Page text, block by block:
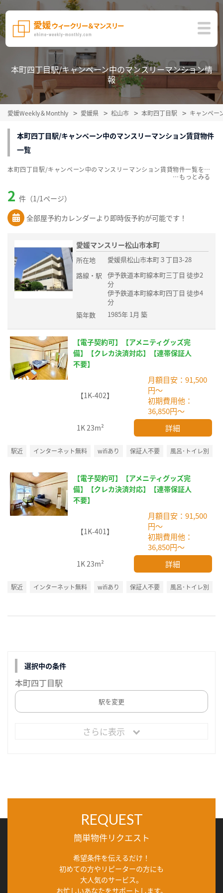
本町四丁目駅/キャンペーン中のマンスリーマンション情
報
愛媛Weekly＆Monthly 愛媛県 松山市 本町四丁目駅 キャンペー
本町四丁目駅/キャンペーン中のマンスリーマンション賃貸物件
一覧
2 件（1/1ページ）
全部屋予約カレンダーより即時仮予約が可能です！
愛媛マンスリー松山市本町
所在地
愛媛県松山市本町３丁目3-28
路線・駅
伊予鉄道本町線本町三丁目 徒歩2
分
伊予鉄道本町線本町四丁目 徒歩4
分
築年数
1985年 1月 築
【電子契約可】【アメニティグッズ完
備】【クレカ決済対応】【連帯保証人
不要】
【1K-402】
月額目安：91,500
円～
初期費用他：
36,850円～
1K23m² 詳細
駅近 インターネット無料 wifiあり 保証人不要 風呂･トイレ別
【電子契約可】【アメニティグッズ完
備】【クレカ決済対応】【連帯保証人
不要】
【1K-401】
月額目安：91,500
円～
初期費用他：
36,850円～
1K23m² 詳細
駅近 インターネット無料 wifiあり 保証人不要 風呂･トイレ別
本町四丁目駅/キャンペーン中のマンスリーマンション賃貸物件一覧を掲載中。敷金・礼金無料、家具・家電付をご紹介。こだわり条件での絞込みも簡単！
…
選択中の条件
本町四丁目駅
駅を変更
さらに表示
REQUEST
簡単物件リクエスト
希望条件を伝えるだけ！
初めての方やリピーターの方にも
大人気のサービス。
お忙しいあなたをサポートします。